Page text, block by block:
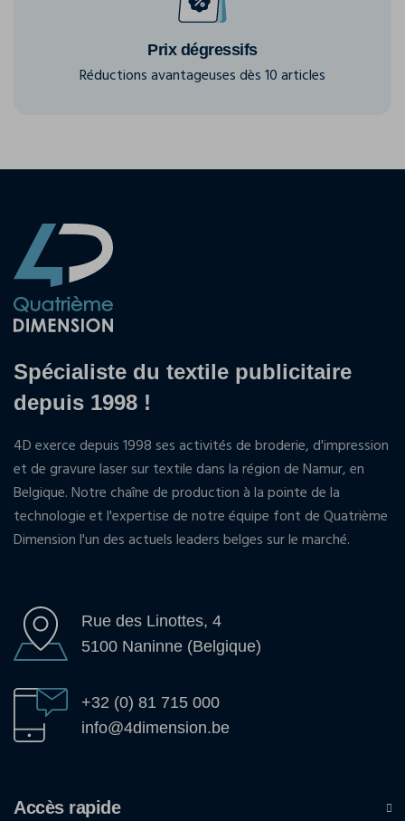
Prix dégressifs
Réductions avantageuses dès 10 articles
Spécialiste du textile publicitaire
depuis 1998 !
4D exerce depuis 1998 ses activités de broderie, d'impression
et de gravure laser sur textile dans la région de Namur, en
Belgique. Notre chaîne de production à la pointe de la
technologie et l'expertise de notre équipe font de Quatrième
Dimension l'un des actuels leaders belges sur le marché.
Rue des Linottes, 4
5100 Naninne (Belgique)
+32 (0) 81 715 000
info@4dimension.be
Accès rapide